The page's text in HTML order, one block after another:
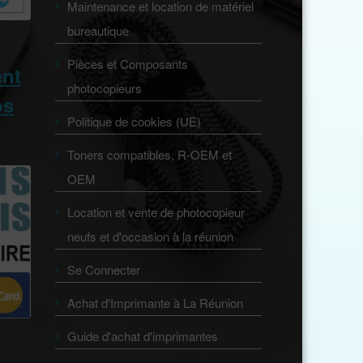
Maintenance et location de matériel
bureautique
Pièces et Composants
photocopieurs
Politique de cookies (UE)
Toners compatibles, R-OEM et
OEM
Location et vente de photocopieur
neufs et d'occasion à la réunion
Se Connecter
Achat d'Imprimante à La Réunion
Guide d'achat d'imprimantes